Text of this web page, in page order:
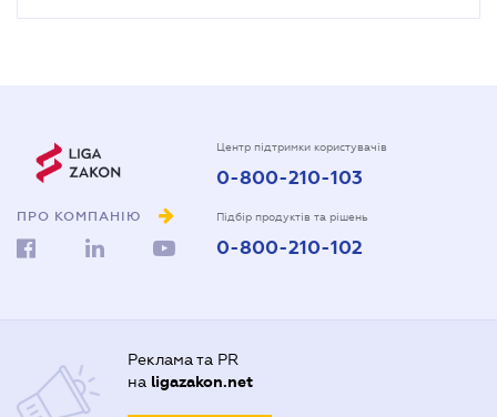
ПРО КОМПАНІЮ
Центр підтримки користувачів
0-800-210-103
Підбір продуктів та рішень
0-800-210-102
Реклама та PR
на ligazakon.net